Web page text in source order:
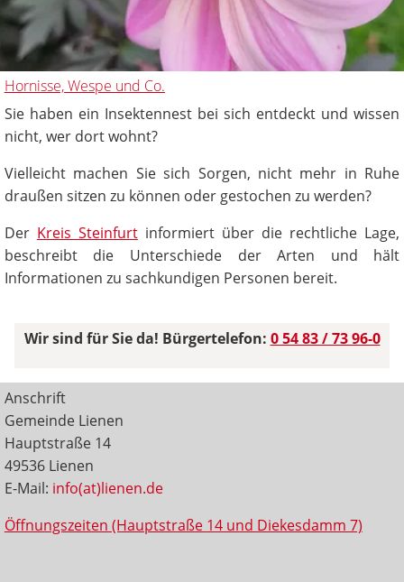
Hornisse, Wespe und Co.
Sie haben ein Insektennest bei sich entdeckt und wissen
nicht, wer dort wohnt?
Vielleicht machen Sie sich Sorgen, nicht mehr in Ruhe
draußen sitzen zu können oder gestochen zu werden?
Der Kreis Steinfurtinformiert über die rechtliche Lage,
beschreibt die Unterschiede der Arten und hält
Informationen zu sachkundigen Personen bereit.
Wir sind für Sie da! Bürgertelefon: 0 54 83 / 73 96-0
Anschrift
Gemeinde Lienen
Hauptstraße 14
49536 Lienen
E-Mail: info(at)lienen.de
Öffnungszeiten (Hauptstraße 14 und Diekesdamm 7)